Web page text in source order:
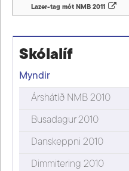
Lazer-tag mót NMB 2011
Skólalíf
Myndir
Árshátíð NMB 2010
Busadagur 2010
Danskeppni 2010
Dimmitering 2010